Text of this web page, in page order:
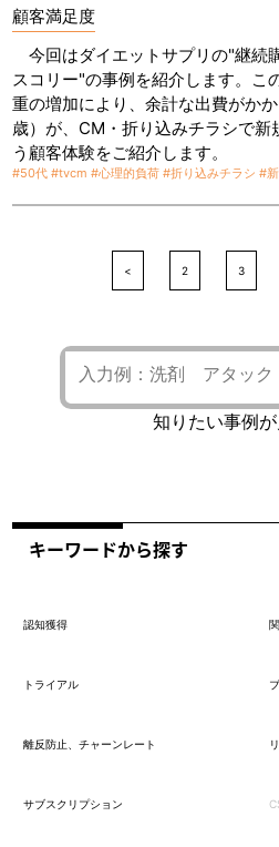
顧客満足度
今回はダイエットサプリの"継続
スコリー"の事例を紹介します。こ
重の増加により、余計な出費がか
歳）が、CM・折り込みチラシで新
う顧客体験をご紹介します。
#50代 #tvcm #心理的負荷 #折り込みチラシ #
< 2 3
知りたい事例
キーワードから探す
認知獲得
トライアル
離反防止、チャーンレート
サブスクリプション